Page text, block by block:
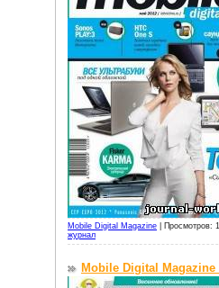
Mobile Digital Magazine
Просмотров:
журнал
Mobile Digital